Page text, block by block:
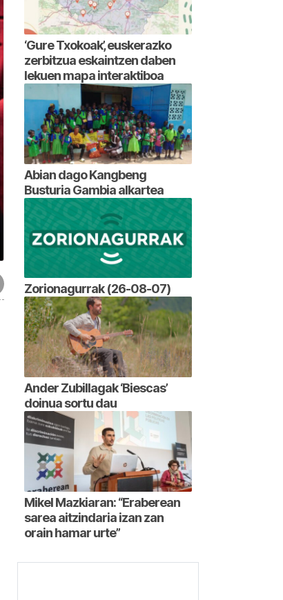
‘Gure Txokoak’, euskerazko
zerbitzua eskaintzen daben
lekuen mapa interaktiboa
Abian dago Kangbeng
Busturia Gambia alkartea
Zorionagurrak (26-08-07)
Ander Zubillagak ‘Biescas’
doinua sortu dau
Mikel Mazkiaran: “Eraberean
sarea aitzindaria izan zan
orain hamar urte”